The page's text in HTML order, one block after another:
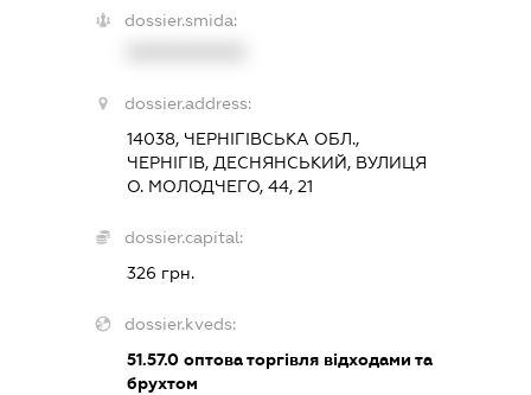
dossier.smida:
dossier.address:
14038, ЧЕРНІГІВСЬКА ОБЛ.,
ЧЕРНІГІВ, ДЕСНЯНСЬКИЙ, ВУЛИЦЯ
О. МОЛОДЧЕГО, 44, 21
dossier.capital:
326 грн.
dossier.kveds:
51.57.0оптова торгівля відходами та
брухтом